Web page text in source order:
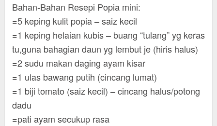
Bahan-Bahan Resepi Popia mini:
=5 keping kulit popia – saiz kecil
=1 keping helaian kubis – buang “tulang” yg keras
tu,guna bahagian daun yg lembut je (hiris halus)
=2 sudu makan daging ayam kisar
=1 ulas bawang putih (cincang lumat)
=1 biji tomato (saiz kecil) – cincang halus/potong
dadu
=pati ayam secukup rasa